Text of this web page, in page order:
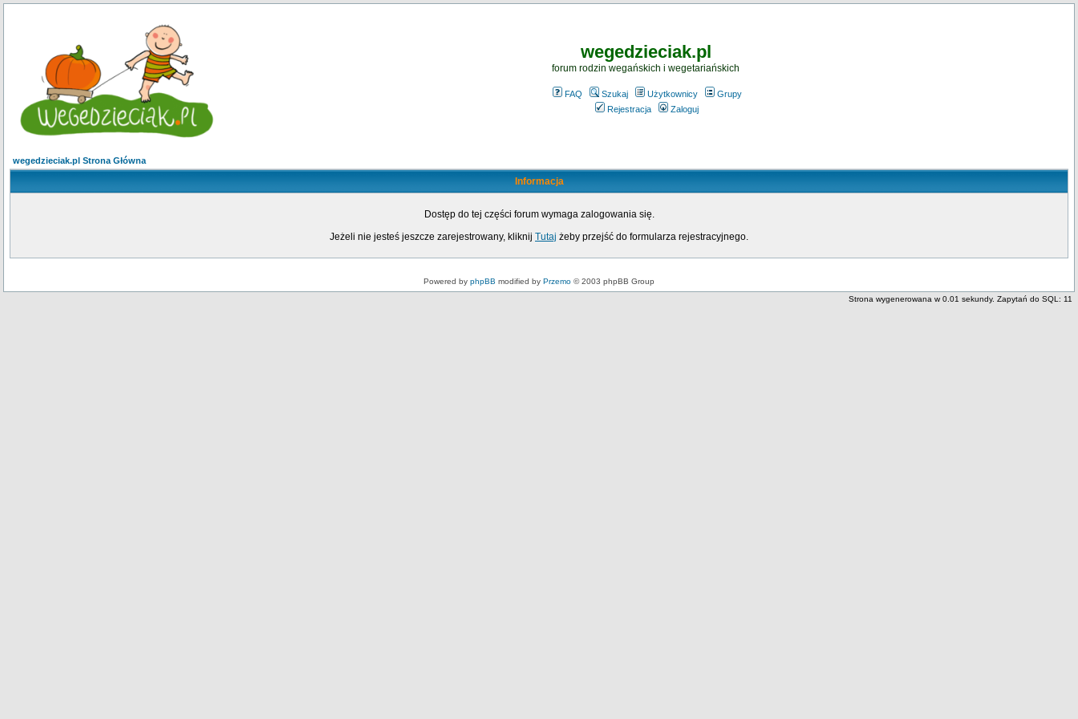
wegedzieciak.pl
forum rodzin wegańskich i wegetariańskich
FAQ Szukaj Użytkownicy
Grupy
Rejestracja
Zaloguj
wegedzieciak.pl Strona Główna
Informacja
Dostęp do tej części forum wymaga zalogowania się.
Jeżeli nie jesteś jeszcze zarejestrowany, kliknij Tutaj żeby przejść do formularza rejestracyjnego.
Powered by phpBB modified by Przemo © 2003 phpBB Group
Strona wygenerowana w 0.01 sekundy. Zapytań do SQL: 11